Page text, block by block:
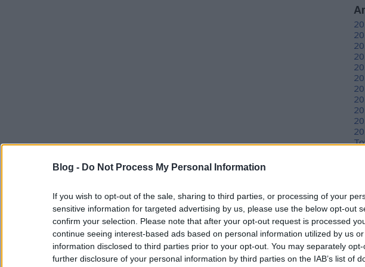
Blog - Do Not Process My Personal Information
If you wish to opt-out of the sale, sharing to third parties, or processing of your
sensitive information for targeted advertising by us, please use the below opt-out
confirm your selection. Please note that after your opt-out request is processed
continue seeing interest-based ads based on personal information utilized by us
information disclosed to third parties prior to your opt-out. You may separately
further disclosure of your personal information by third parties on the IAB’s list of
(